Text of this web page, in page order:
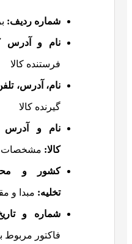
شماره ردیف:
نام و آدرس
فرستنده کالا
نام، آدرس،
گیرنده کالا
نام و آدرس
کالا: مشخصات
کشور و
تخلیه: مبدا و
شماره و
فاکتور مربوط